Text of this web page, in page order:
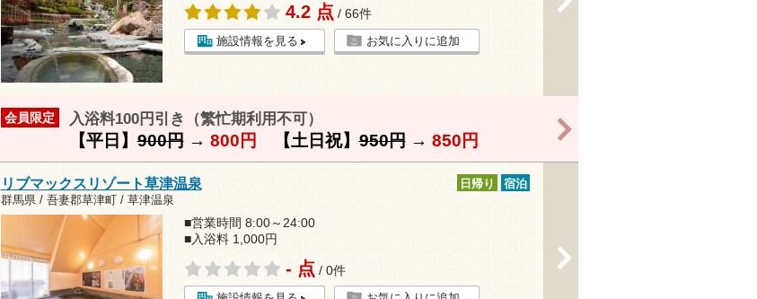
4.2 点 / 66件
施設情報を見る お気に入りに追加
会員限定 入浴料100円引き（繁忙期利用不可）
【平日】900円→ 800円 【土日祝】950円→ 850円
リブマックスリゾート草津温泉
群馬県 / 吾妻郡草津町 / 草津温泉
日帰り 宿泊
■営業時間 8:00～24:00
■入浴料 1,000円
- 点 / 0件